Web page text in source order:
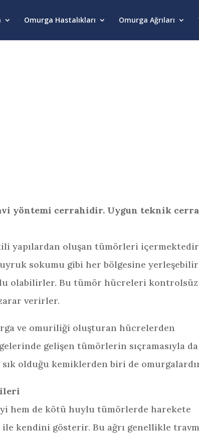
Omurga Hastalıkları Omurga Ağrıları
yöntemi cerrahidir. Uygun teknik
yapılardan oluşan tümörleri
sokumu gibi her bölgesine
olabilirler. Bu tümör hücreleri kontrolsüz
verirler.
ve omuriliği oluşturan hücrelerden
gelişen tümörlerin sıçramasıyla da
olduğu kemiklerden biri de
hem de kötü huylu tümörlerde harekete
ile kendini gösterir. Bu ağrı genellikle